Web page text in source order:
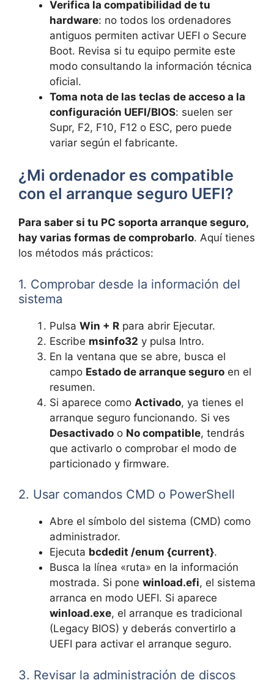
Verifica la compatibilidad de tu
hardware: no todos los ordenadores
antiguos permiten activar UEFI o Secure
Boot. Revisa si tu equipo permite este
modo consultando la información técnica
oficial.
Toma nota de las teclas de acceso a la
configuración UEFI/BIOS: suelen ser
Supr, F2, F10, F12 o ESC, pero puede
variar según el fabricante.
¿Mi ordenador es compatible
con el arranque seguro UEFI?
Para saber si tu PC soporta arranque seguro,
hay varias formas de comprobarlo. Aquí tienes
los métodos más prácticos:
1. Comprobar desde la información del
sistema
Pulsa Win + R para abrir Ejecutar.
Escribe msinfo32 y pulsa Intro.
En la ventana que se abre, busca el
campo Estado de arranque seguro en el
resumen.
Si aparece como Activado, ya tienes el
arranque seguro funcionando. Si ves
Desactivado o No compatible, tendrás
que activarlo o comprobar el modo de
particionado y firmware.
2. Usar comandos CMD o PowerShell
Abre el símbolo del sistema (CMD) como
administrador.
Ejecuta bcdedit /enum {current}.
Busca la línea «ruta» en la información
mostrada. Si pone winload.efi, el sistema
arranca en modo UEFI. Si aparece
winload.exe, el arranque es tradicional
(Legacy BIOS) y deberás convertirlo a
UEFI para activar el arranque seguro.
3. Revisar la administración de discos